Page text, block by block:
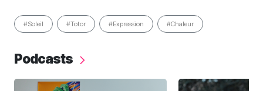
#Soleil #Totor #Expression #Chaleur
Podcasts